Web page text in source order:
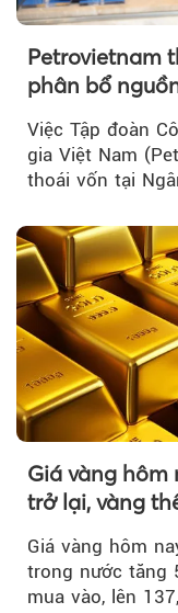
Petrovietnam
phân bổ
Việc Tập đoàn
gia Việt Nam
thoái vốn tại
Giá vàng hôm
trở lại, vàng
Giá vàng hôm
trong nước tăng
mua vào, lên